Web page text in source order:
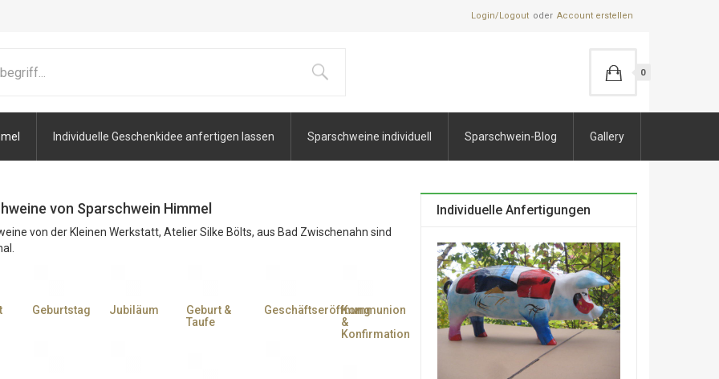
Login/Logout Account erstellen
0
Individuelle Geschenkidee anfertigen lassen Sparschweine individuell Sparschwein-Blog Gallery
von Sparschwein Himmel
von der Kleinen Werkstatt, Atelier Silke Bölts, aus Bad Zwischenahn sind
Geburtstag Jubiläum
Geburt &
Taufe
GeschäftseröffnungKommunion
&
Konfirmation
Individuelle Anfertigungen